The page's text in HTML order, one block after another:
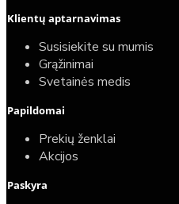
Elektrinio gyvatuko
40,00€
25,00€
Klientų aptarnavimas
Susisiekite su mumis
Grąžinimai
Svetainės medis
Papildomai
Prekių ženklai
Akcijos
Paskyra